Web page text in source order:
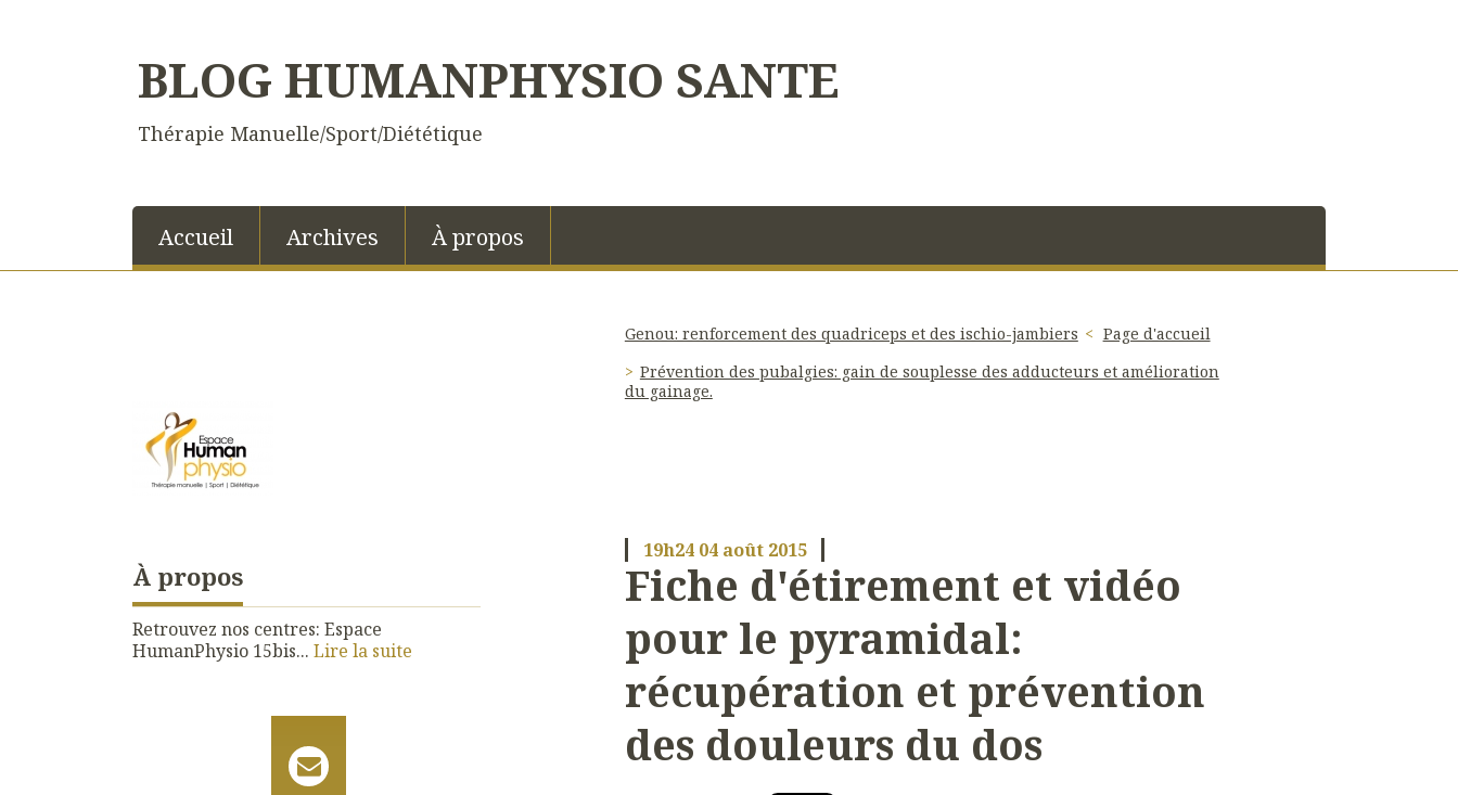
BLOG HUMANPHYSIO SANTE
Thérapie Manuelle/Sport/Diététique
Accueil Archives À propos
À propos
Retrouvez nos centres: Espace
HumanPhysio 15bis... Lire la suite
Genou: renforcement des quadriceps et des ischio-jambiers
Page d'accueil
Prévention des pubalgies: gain de souplesse des adducteurs et amélioration
du gainage.
19h24 04 août 2015
Fiche d'étirement et vidéo
pour le pyramidal:
récupération et prévention
des douleurs du dos